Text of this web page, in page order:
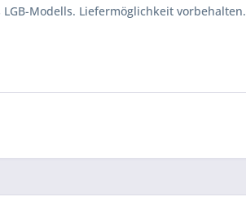
Modells. Liefermöglichkeit vorbehalten.